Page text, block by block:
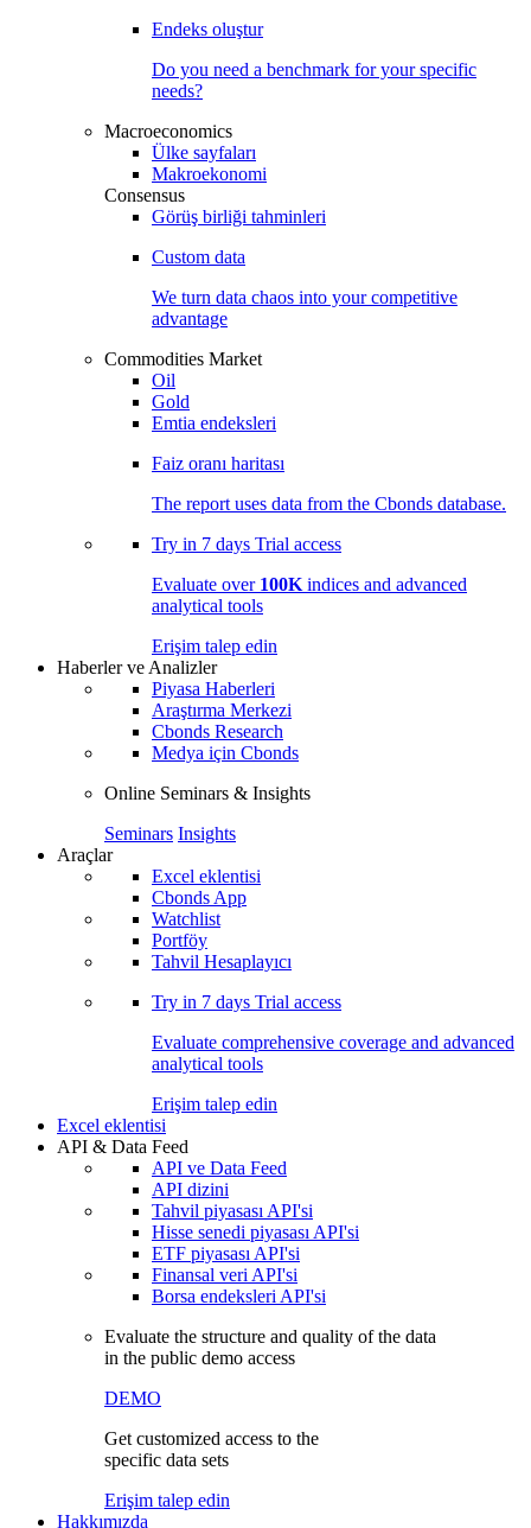
Endeks oluştur
Do you need a benchmark for your specific
needs?
Macroeconomics
Ülke sayfaları
Makroekonomi
Consensus
Görüş birliği tahminleri
Custom data
We turn data chaos into your competitive
advantage
Commodities Market
Oil
Gold
Emtia endeksleri
Faiz oranı haritası
The report uses data from the Cbonds database.
Try in 7 days Trial access
Evaluate over 100K indices and advanced
analytical tools
Erişim talep edin
Haberler ve Analizler
Piyasa Haberleri
Araştırma Merkezi
Cbonds Research
Medya için Cbonds
Online Seminars & Insights
Seminars Insights
Araçlar
Excel eklentisi
Cbonds App
Watchlist
Portföy
Tahvil Hesaplayıcı
Try in 7 days Trial access
Evaluate comprehensive coverage and advanced
analytical tools
Erişim talep edin
Excel eklentisi
API & Data Feed
API ve Data Feed
API dizini
Tahvil piyasası API'si
Hisse senedi piyasası API'si
ETF piyasası API'si
Finansal veri API'si
Borsa endeksleri API'si
Evaluate the structure and quality of the data
in the public demo access
DEMO
Get customized access to the
specific data sets
Erişim talep edin
Hakkımızda